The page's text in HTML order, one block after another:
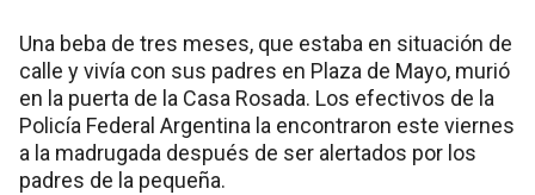
Una beba de tres meses, que estaba en situación de
calle y vivía con sus padres en Plaza de Mayo, murió
en la puerta de la Casa Rosada. Los efectivos de la
Policía Federal Argentina la encontraron este viernes
a la madrugada después de ser alertados por los
padres de la pequeña.